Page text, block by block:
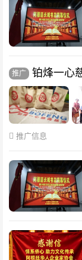
推广 铂烽一心
推广信息